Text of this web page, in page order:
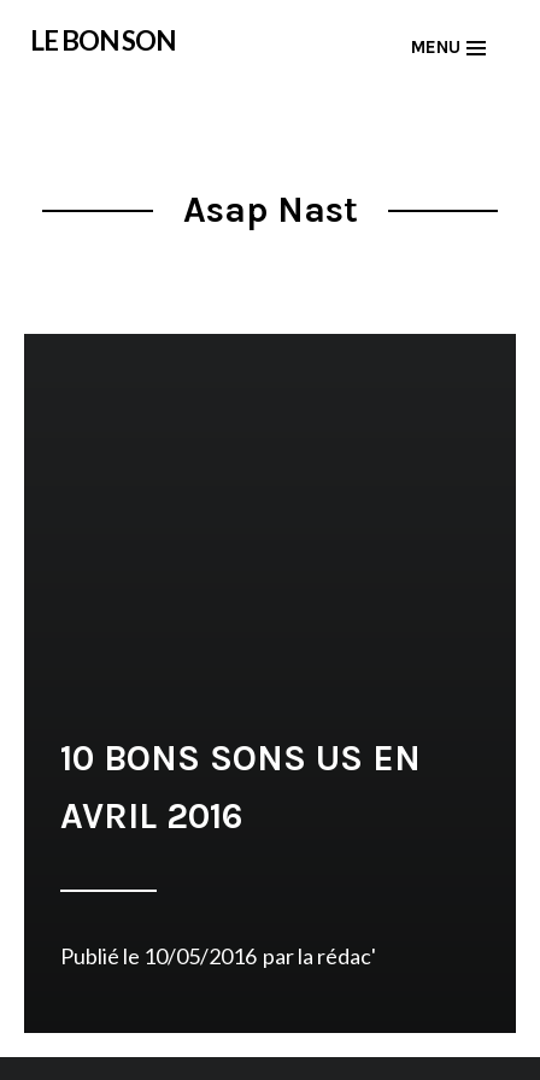
LE BON SON MENU
Asap Nast
10 BONS SONS US EN
AVRIL 2016
Publié le 10/05/2016 parla rédac'